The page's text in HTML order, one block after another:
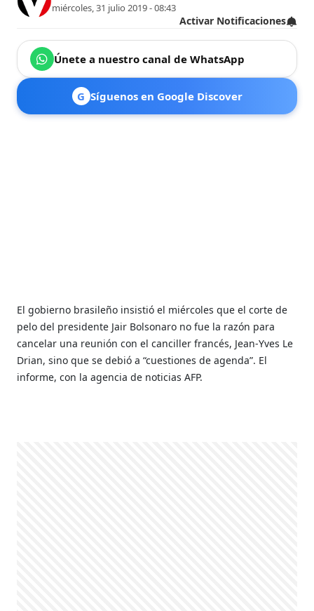
miércoles, 31 julio 2019 - 08:43
Activar Notificaciones
Únete a nuestro canal de WhatsApp
G Síguenos en Google Discover
El gobierno brasileño insistió el miércoles que el corte de
pelo del presidente Jair Bolsonaro no fue la razón para
cancelar una reunión con el canciller francés, Jean-Yves Le
Drian, sino que se debió a “cuestiones de agenda”. El
informe, con la agencia de noticias AFP.